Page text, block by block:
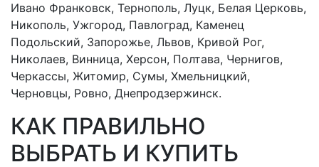
Ивано Франковск, Тернополь, Луцк, Белая Церковь,
Никополь, Ужгород, Павлоград, Каменец
Подольский, Запорожье, Львов, Кривой Рог,
Николаев, Винница, Херсон, Полтава, Чернигов,
Черкассы, Житомир, Сумы, Хмельницкий,
Черновцы, Ровно, Днепродзержинск.
КАК ПРАВИЛЬНО
ВЫБРАТЬ И КУПИТЬ